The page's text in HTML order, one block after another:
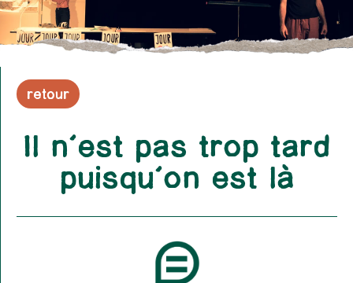
retour
Il n’est pas trop tard
puisqu’on est là